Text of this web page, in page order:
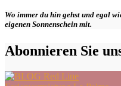
Wo immer du hin gehst und egal
eigenen Sonnenschein mit.
Abonnieren Sie